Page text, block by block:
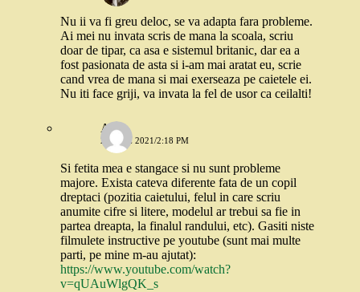
Nu ii va fi greu deloc, se va adapta fara probleme.
Ai mei nu invata scris de mana la scoala, scriu
doar de tipar, ca asa e sistemul britanic, dar ea a
fost pasionata de asta si i-am mai aratat eu, scrie
cand vrea de mana si mai exerseaza pe caietele ei.
Nu iti face griji, va invata la fel de usor ca ceilalti!
Alina
2 IUNIE 2021/2:18 PM
Si fetita mea e stangace si nu sunt probleme
majore. Exista cateva diferente fata de un copil
dreptaci (pozitia caietului, felul in care scriu
anumite cifre si litere, modelul ar trebui sa fie in
partea dreapta, la finalul randului, etc). Gasiti niste
filmulete instructive pe youtube (sunt mai multe
parti, pe mine m-au ajutat):
https://www.youtube.com/watch?
v=qUAuWlgQK_s